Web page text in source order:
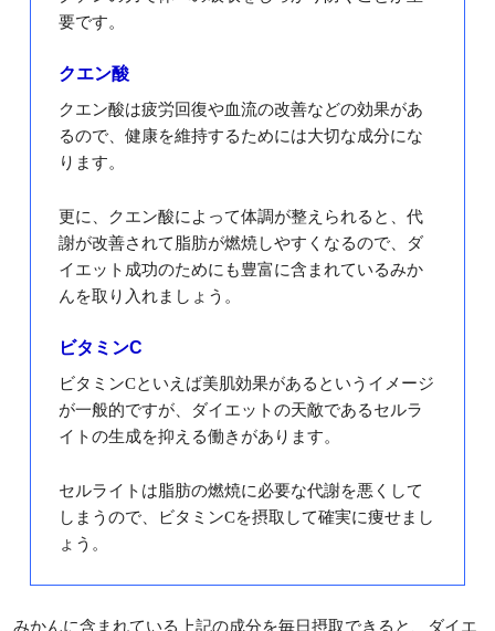
要です。
クエン酸
クエン酸は疲労回復や血流の改善などの効果があ
るので、健康を維持するためには大切な成分にな
ります。
更に、クエン酸によって体調が整えられると、代
謝が改善されて脂肪が燃焼しやすくなるので、ダ
イエット成功のためにも豊富に含まれているみか
んを取り入れましょう。
ビタミンC
ビタミンCといえば美肌効果があるというイメージ
が一般的ですが、ダイエットの天敵であるセルラ
イトの生成を抑える働きがあります。
セルライトは脂肪の燃焼に必要な代謝を悪くして
しまうので、ビタミンCを摂取して確実に痩せまし
ょう。
みかんに含まれている上記の成分を毎日摂取できると、ダイエ